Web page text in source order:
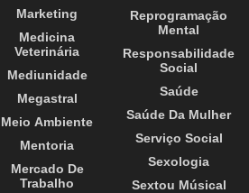
Marketing
Medicina
Veterinária
Mediunidade
Megastral
Meio Ambiente
Mentoria
Mercado De
Trabalho
Reprogramação
Mental
Responsabilidade
Social
Saúde
Saúde Da Mulher
Serviço Social
Sexologia
Sextou Músical